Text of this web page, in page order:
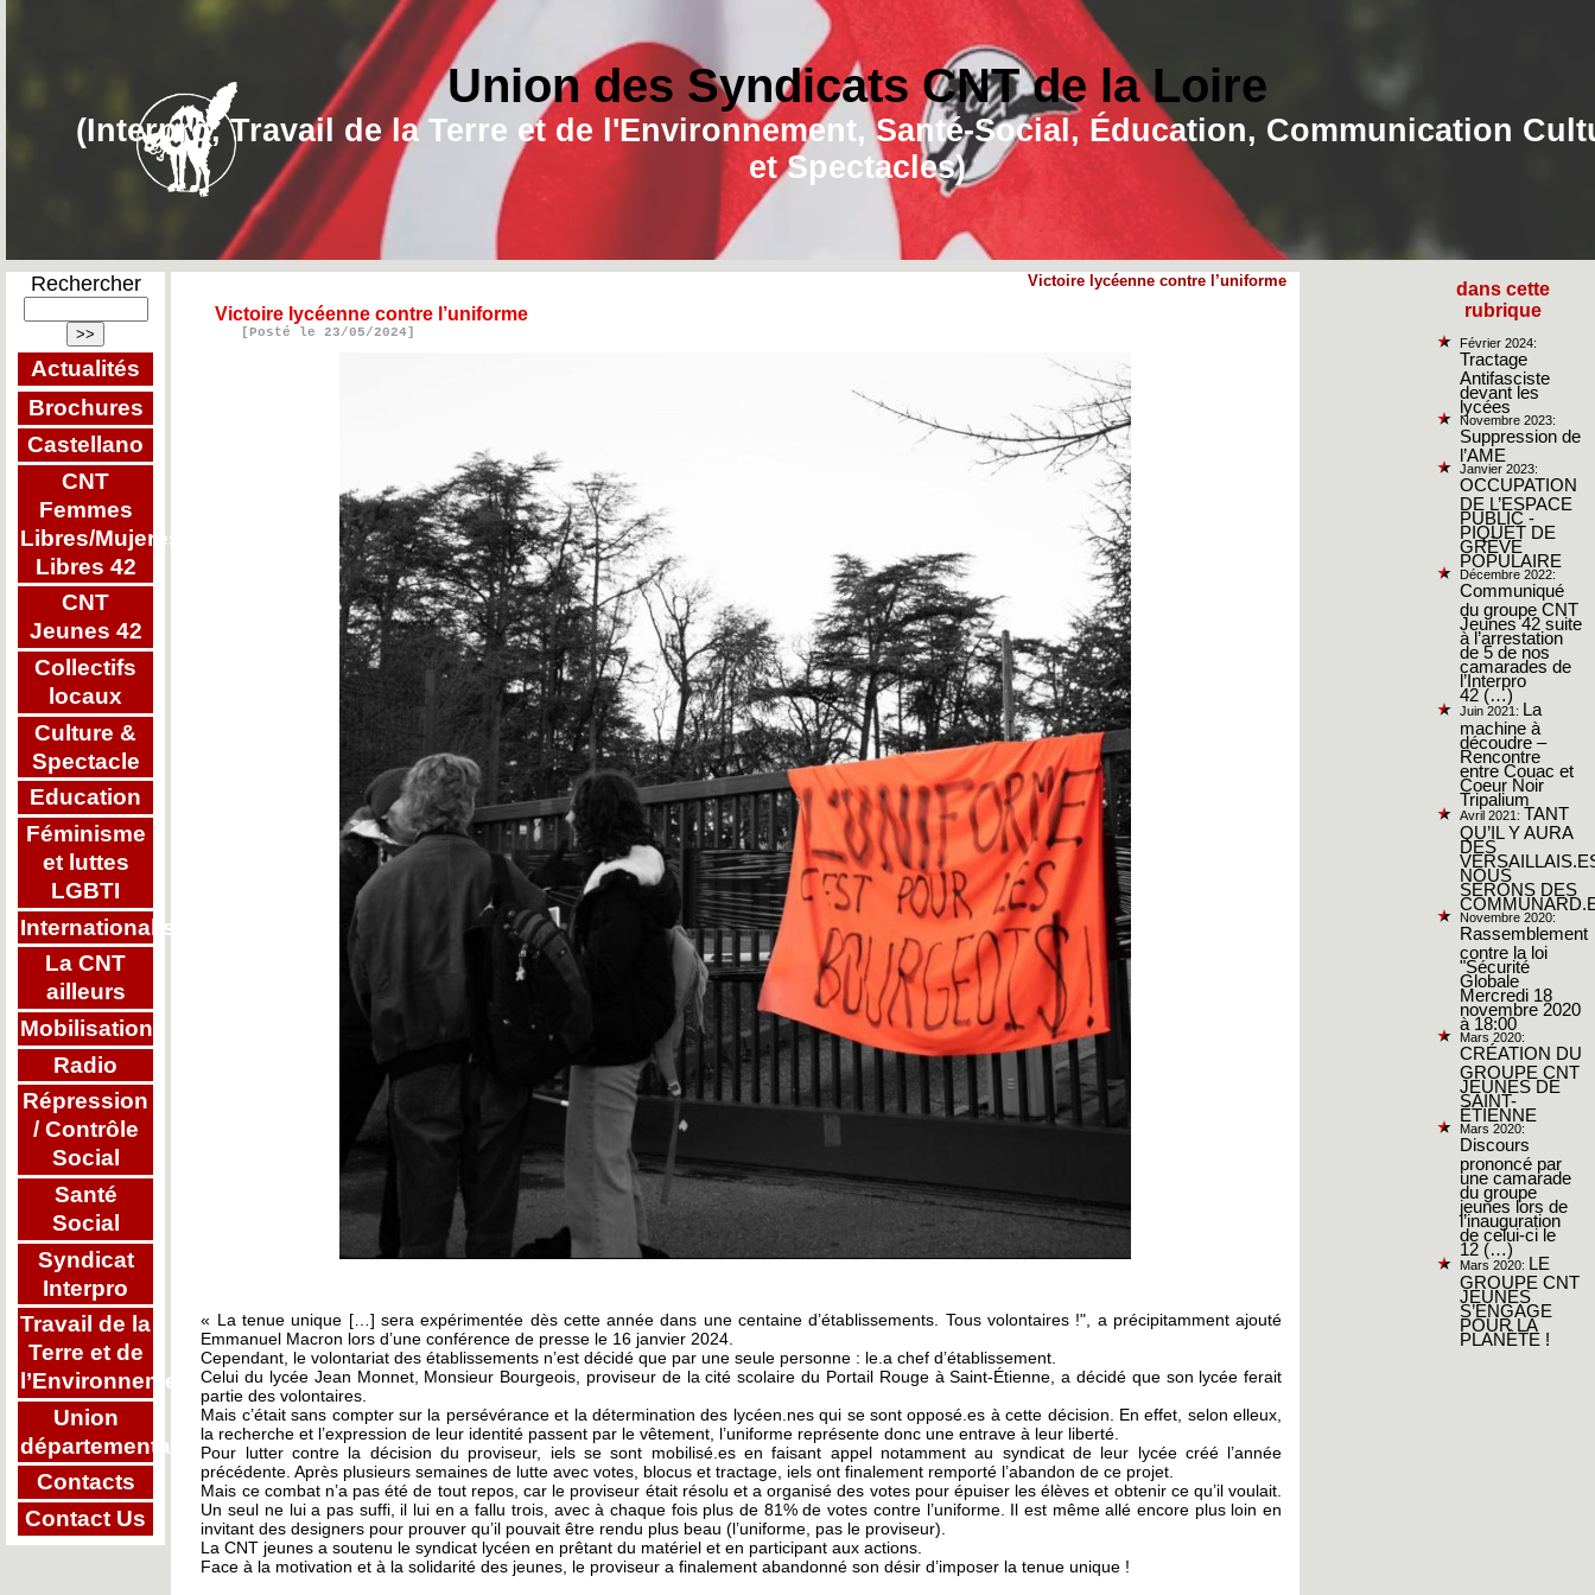
Union des Syndicats CNT de la Loire
(Interpro, Travail de la Terre et de l'Environnement, Santé-Social, Éducation, Communication
et Spectacles)
Rechercher
Actualités
Brochures
Castellano
CNT
Femmes
Libres/Mujeres
Libres 42
CNT
Jeunes 42
Collectifs
locaux
Culture &
Spectacle
Education
Féminisme
et luttes
LGBTI
Internationalisme
La CNT
ailleurs
Mobilisations
Radio
Répression
/ Contrôle
Social
Santé
Social
Syndicat
Interpro
Travail de la
Terre et de
l’Environnement
Union
départementale
Contacts
Contact Us
Victoire lycéenne contre l’uniforme
Victoire lycéenne contre l’uniforme
[Posté le 23/05/2024]
« La tenue unique […] sera expérimentée dès cette année dans une centaine d’établissements. Tous volontaires !", a précipitamment ajouté
Emmanuel Macron lors d’une conférence de presse le 16 janvier 2024.
Cependant, le volontariat des établissements n’est décidé que par une seule personne : le.a chef d’établissement.
Celui du lycée Jean Monnet, Monsieur Bourgeois, proviseur de la cité scolaire du Portail Rouge à Saint-Étienne, a décidé que son lycée ferait
partie des volontaires.
Mais c’était sans compter sur la persévérance et la détermination des lycéen.nes qui se sont opposé.es à cette décision. En effet, selon elleux,
la recherche et l’expression de leur identité passent par le vêtement, l’uniforme représente donc une entrave à leur liberté.
Pour lutter contre la décision du proviseur, iels se sont mobilisé.es en faisant appel notamment au syndicat de leur lycée créé l’année
précédente. Après plusieurs semaines de lutte avec votes, blocus et tractage, iels ont finalement remporté l’abandon de ce projet.
Mais ce combat n’a pas été de tout repos, car le proviseur était résolu et a organisé des votes pour épuiser les élèves et obtenir ce qu’il voulait.
Un seul ne lui a pas suffi, il lui en a fallu trois, avec à chaque fois plus de 81% de votes contre l’uniforme. Il est même allé encore plus loin en
invitant des designers pour prouver qu’il pouvait être rendu plus beau (l’uniforme, pas le proviseur).
La CNT jeunes a soutenu le syndicat lycéen en prêtant du matériel et en participant aux actions.
Face à la motivation et à la solidarité des jeunes, le proviseur a finalement abandonné son désir d’imposer la tenue unique !
dans cette
rubrique
Février 2024:
Tractage
Antifasciste
devant les
lycées
Novembre 2023:
Suppression de
l’AME
Janvier 2023:
OCCUPATION
DE L’ESPACE
PUBLIC -
PIQUET DE
GRÈVE
POPULAIRE
Décembre 2022:
Communiqué
du groupe CNT
Jeunes 42 suite
à l’arrestation
de 5 de nos
camarades de
l’Interpro
42 (…)
Juin 2021: La
machine à
découdre –
Rencontre
entre Couac et
Coeur Noir
Tripalium
Avril 2021: TANT
QU’IL Y AURA
DES
NOUS
SERONS DES
Novembre 2020:
Rassemblement
contre la loi
"Sécurité
Globale
Mercredi 18
novembre 2020
à 18:00
Mars 2020:
CRÉATION DU
GROUPE CNT
JEUNES DE
SAINT-
ÉTIENNE
Mars 2020:
Discours
prononcé par
une camarade
du groupe
jeunes lors de
l’inauguration
de celui-ci le
12 (…)
Mars 2020: LE
GROUPE CNT
JEUNES
S’ENGAGE
POUR LA
PLANÈTE !